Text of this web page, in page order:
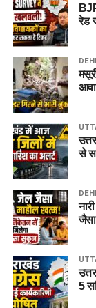
रेड
से
5